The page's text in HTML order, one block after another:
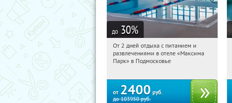
до 30%
17:22:06 Купили:
Московская обл., Дмитровский р-н, д.
От 2 дней отдыха с питанием и
развлечениями в отеле «Максима
Парк» в Подмосковье
от 2400 руб.
до103950руб.